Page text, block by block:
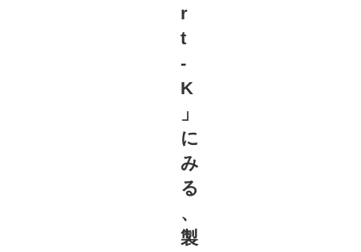
r
t
-
K
」
に
み
る
、
製